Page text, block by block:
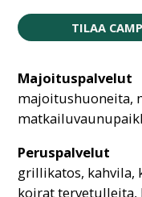
TILAA
Majoituspalvelut
majoitushuoneita,
Peruspalvelut
grillikatos, kahvila,
koirat tervetulleita,